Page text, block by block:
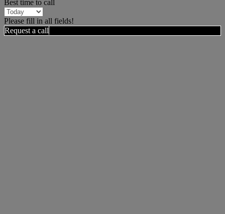
Best time to call
Please fill in all fields!
Request a call